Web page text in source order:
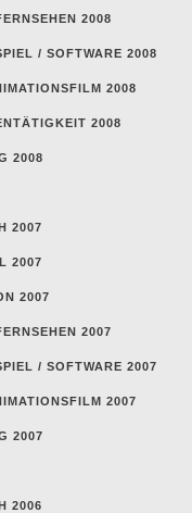
2008
/ SOFTWARE 2008
2008
2008
2008
2007
2007
2007
2007
/ SOFTWARE 2007
2007
2007
2006